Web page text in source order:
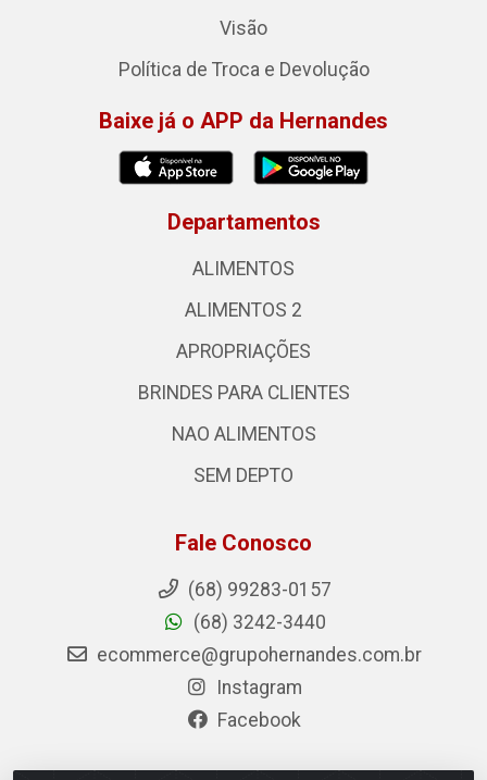
Visão
Política de Troca e Devolução
Baixe já o APP da Hernandes
Departamentos
ALIMENTOS
ALIMENTOS 2
APROPRIAÇÕES
BRINDES PARA CLIENTES
NAO ALIMENTOS
SEM DEPTO
Fale Conosco
(68) 99283-0157
(68) 3242-3440
ecommerce@grupohernandes.com.br
Instagram
Facebook